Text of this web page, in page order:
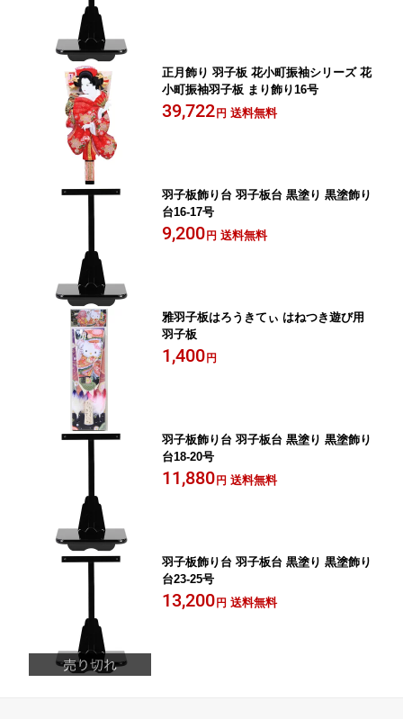
正月飾り 羽子板 花小町振袖シリーズ 花
小町振袖羽子板 まり飾り16号
39,722 円 送料無料
羽子板飾り台 羽子板台 黒塗り 黒塗飾り
台16-17号
9,200 円 送料無料
雅羽子板はろうきてぃ はねつき遊び用
羽子板
1,400 円
羽子板飾り台 羽子板台 黒塗り 黒塗飾り
台18-20号
11,880 円 送料無料
羽子板飾り台 羽子板台 黒塗り 黒塗飾り
台23-25号
13,200 円 送料無料